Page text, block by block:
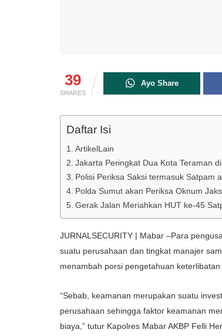
39
SHARES
Ayo Share
Daftar Isi
ArtikelLain
Jakarta Peringkat Dua Kota Teraman
Polisi Periksa Saksi termasuk Satpam
Polda Sumut akan Periksa Oknum
Gerak Jalan Meriahkan HUT ke-45
JURNALSECURITY | Mabar –Para
suatu perusahaan dan tingkat manajer
menambah porsi pengetahuan
“Sebab, keamanan merupakan suatu
perusahaan sehingga faktor keamanan
biaya,” tutur Kapolres Mabar AKBP Felli